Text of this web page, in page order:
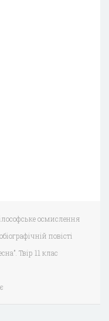
осмислення
повісті
Твір 11 клас